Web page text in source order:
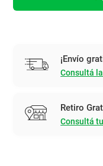
¡Envío
Consultá
Retiro
Consultá